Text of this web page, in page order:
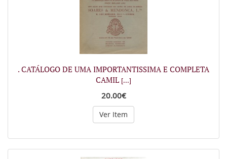
. CATÁLOGO DE UMA IMPORTANTISSIMA E COMPLETA
CAMIL [...]
20.00€
Ver Item